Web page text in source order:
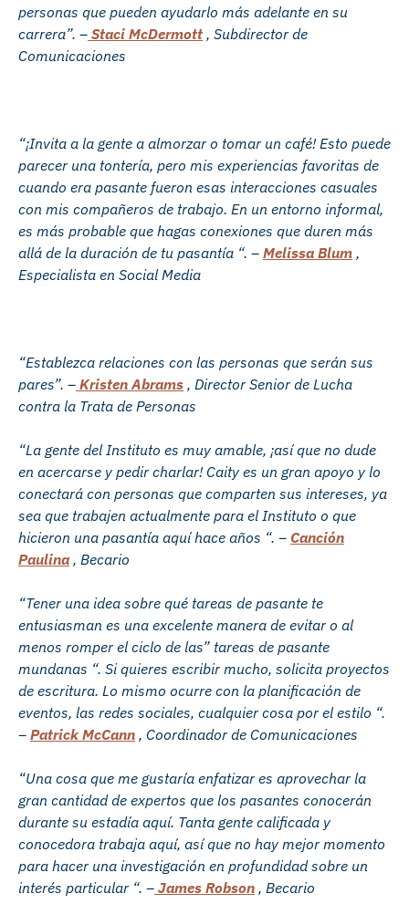
personas que pueden ayudarlo más adelante en su
carrera”. – Staci McDermott , Subdirector de
Comunicaciones
“¡Invita a la gente a almorzar o tomar un café! Esto puede
parecer una tontería, pero mis experiencias favoritas de
cuando era pasante fueron esas interacciones casuales
con mis compañeros de trabajo. En un entorno informal,
es más probable que hagas conexiones que duren más
allá de la duración de tu pasantía “. – Melissa Blum ,
Especialista en Social Media
“Establezca relaciones con las personas que serán sus
pares”. – Kristen Abrams , Director Senior de Lucha
contra la Trata de Personas
“La gente del Instituto es muy amable, ¡así que no dude
en acercarse y pedir charlar! Caity es un gran apoyo y lo
conectará con personas que comparten sus intereses, ya
sea que trabajen actualmente para el Instituto o que
hicieron una pasantía aquí hace años “. – Canción
Paulina , Becario
“Tener una idea sobre qué tareas de pasante te
entusiasman es una excelente manera de evitar o al
menos romper el ciclo de las” tareas de pasante
mundanas “. Si quieres escribir mucho, solicita proyectos
de escritura. Lo mismo ocurre con la planificación de
eventos, las redes sociales, cualquier cosa por el estilo “.
– Patrick McCann , Coordinador de Comunicaciones
“Una cosa que me gustaría enfatizar es aprovechar la
gran cantidad de expertos que los pasantes conocerán
durante su estadía aquí. Tanta gente calificada y
conocedora trabaja aquí, así que no hay mejor momento
para hacer una investigación en profundidad sobre un
interés particular “. – James Robson , Becario